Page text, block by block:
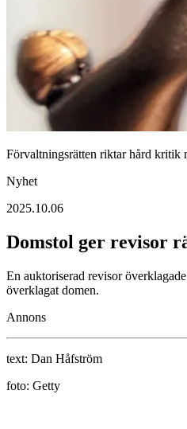
Förvaltningsrätten riktar hård kritik
Nyhet
2025.10.06
Domstol ger revisor
En auktoriserad revisor
överklagat domen.
Annons
text: Dan Håfström
foto: Getty